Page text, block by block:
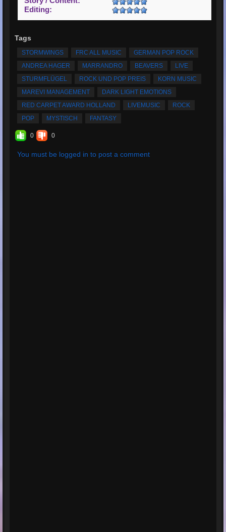
Editing:
Tags
STORMWINGS FRC ALL MUSIC
GERMAN POP ROCK
ANDREA HAGER
MARRANDRO BEAVERS
LIVE
STURMFLÜGEL
ROCK UND POP PREIS
KORN MUSIC
MAREVI MANAGEMENT
DARK LIGHT EMOTIONS
RED CARPET AWARD HOLLAND
LIVEMUSIC
ROCK
POP
MYSTISCH FANTASY
0 0
You must be logged in to post a comment